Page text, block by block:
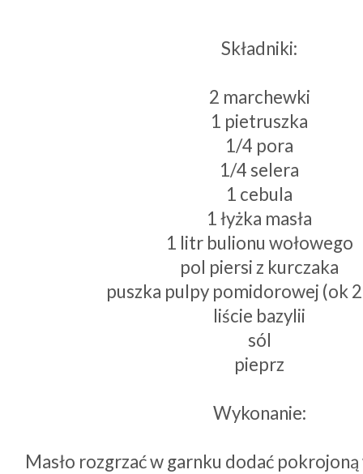
Składniki:
2 marchewki
1 pietruszka
1/4 pora
1/4 selera
1 cebula
1 łyżka masła
1 litr bulionu wołowego
pol piersi z kurczaka
puszka pulpy pomidorowej (ok
liście bazylii
sól
pieprz
Wykonanie:
Masło rozgrzać w garnku dodać